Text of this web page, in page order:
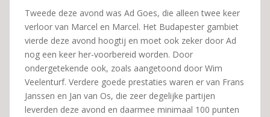
Tweede deze avond was Ad Goes, die alleen twee keer
verloor van Marcel en Marcel. Het Budapester gambiet
vierde deze avond hoogtij en moet ook zeker door Ad
nog een keer her-voorbereid worden. Door
ondergetekende ook, zoals aangetoond door Wim
Veelenturf. Verdere goede prestaties waren er van Frans
Janssen en Jan van Os, die zeer degelijke partijen
leverden deze avond en daarmee minimaal 100 punten